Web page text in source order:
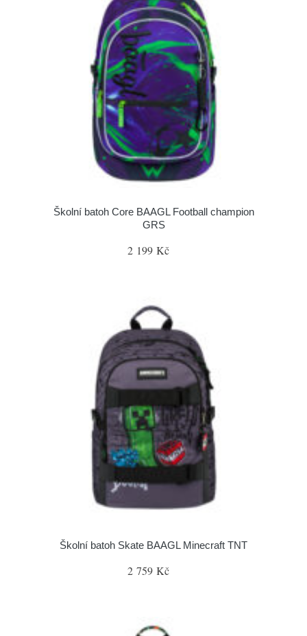
Školní batoh Core BAAGL Football champion
GRS
2 199 Kč
Školní batoh Skate BAAGL Minecraft TNT
2 759 Kč